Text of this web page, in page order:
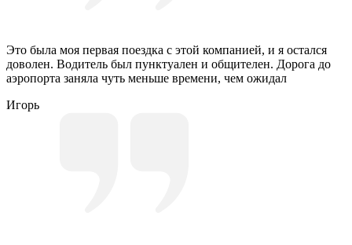
Это была моя первая поездка с этой компанией, и я остался
доволен. Водитель был пунктуален и общителен. Дорога до
аэропорта заняла чуть меньше времени, чем ожидал
Игорь